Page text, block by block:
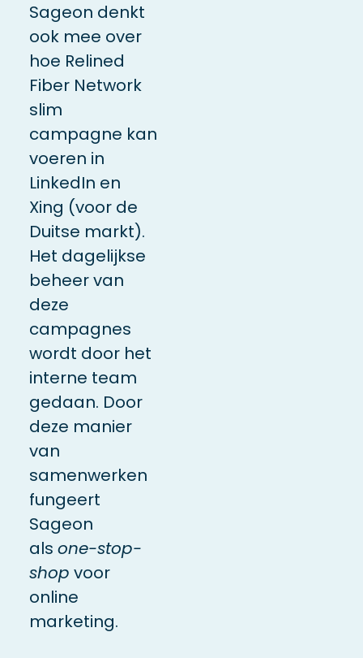
Sageon denkt
ook mee over
hoe Relined
Fiber Network
slim
campagne kan
voeren in
LinkedIn en
Xing (voor de
Duitse markt).
Het dagelijkse
beheer van
deze
campagnes
wordt door het
interne team
gedaan. Door
deze manier
van
samenwerken
fungeert
Sageon
als one-stop-
shop voor
online
marketing.